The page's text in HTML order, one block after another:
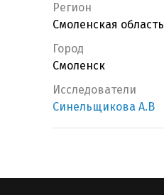
Регион
Смоленская область
Город
Смоленск
Исследователи
Синельщикова А.В